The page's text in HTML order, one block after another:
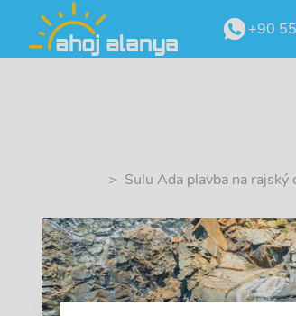
+90
> Sulu Ada plavba na rajský